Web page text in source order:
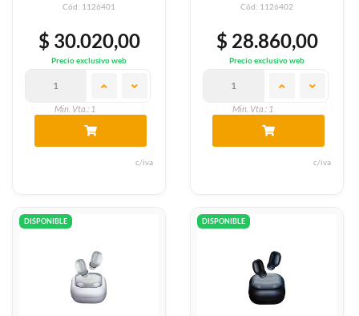
Cód: 1126401
$ 30.020,00
Precio exclusivo web
Min. Vta.: 1
c/iva
Cód: 1126402
$ 28.860,00
Precio exclusivo web
Min. Vta.: 1
c/iva
DISPONIBLE DISPONIBLE